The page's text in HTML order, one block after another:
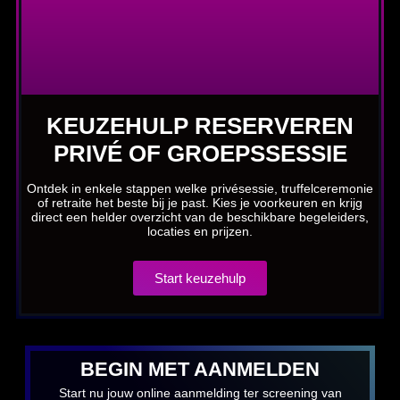
KEUZEHULP RESERVEREN
PRIVÉ OF GROEPSSESSIE
Ontdek in enkele stappen welke privésessie, truffelceremonie
of retraite het beste bij je past. Kies je voorkeuren en krijg
direct een helder overzicht van de beschikbare begeleiders,
locaties en prijzen.
Start keuzehulp
BEGIN MET AANMELDEN
Start nu jouw online aanmelding ter screening van